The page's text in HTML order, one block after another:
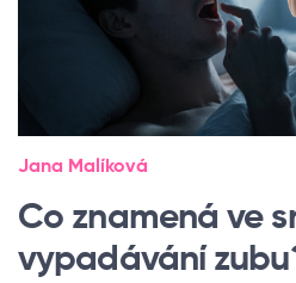
Jana Malíková
Co znamená ve
vypadávání